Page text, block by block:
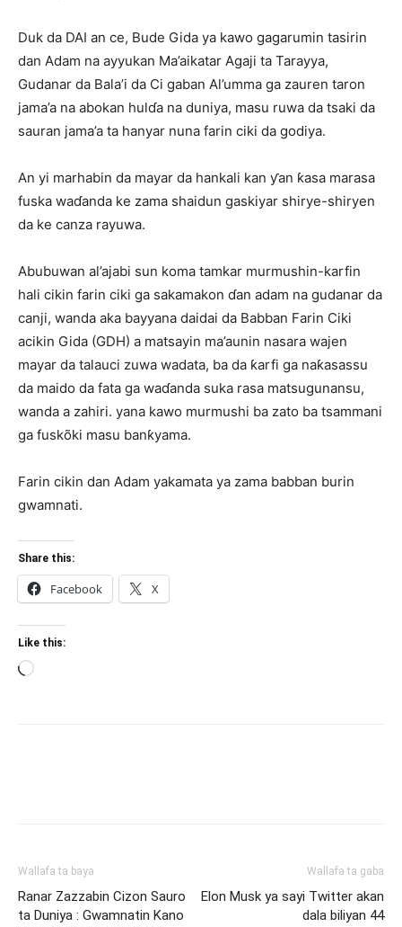
Duk da DAI an ce, Bude Gida ya kawo gagarumin tasirin
dan Adam na ayyukan Ma’aikatar Agaji ta Tarayya,
Gudanar da Bala’i da Ci gaban Al’umma ga zauren taron
jama’a na abokan hulɗa na duniya, masu ruwa da tsaki da
sauran jama’a ta hanyar nuna farin ciki da godiya.
An yi marhabin da mayar da hankali kan ƴan ƙasa marasa
fuska waɗanda ke zama shaidun gaskiyar shirye-shiryen
da ke canza rayuwa.
Abubuwan al’ajabi sun koma tamkar murmushin-karfin
hali cikin farin ciki ga sakamakon ɗan adam na gudanar da
canji, wanda aka bayyana daidai da Babban Farin Ciki
acikin Gida (GDH) a matsayin ma’aunin nasara wajen
mayar da talauci zuwa wadata, ba da ƙarfi ga naƙasassu
da maido da fata ga waɗanda suka rasa matsugunansu,
wanda a zahiri. yana kawo murmushi ba zato ba tsammani
ga fuskõki masu banƙyama.
Farin cikin dan Adam yakamata ya zama babban burin
gwamnati.
Share this:
Facebook X
Like this:
Loading…
Wallafa ta baya
Ranar Zazzabin Cizon Sauro
ta Duniya : Gwamnatin Kano
Wallafa ta gaba
Elon Musk ya sayi Twitter akan
dala biliyan 44